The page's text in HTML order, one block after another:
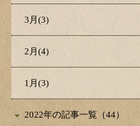
3月(3)
2月(4)
1月(3)
2022年の記事一覧（44）